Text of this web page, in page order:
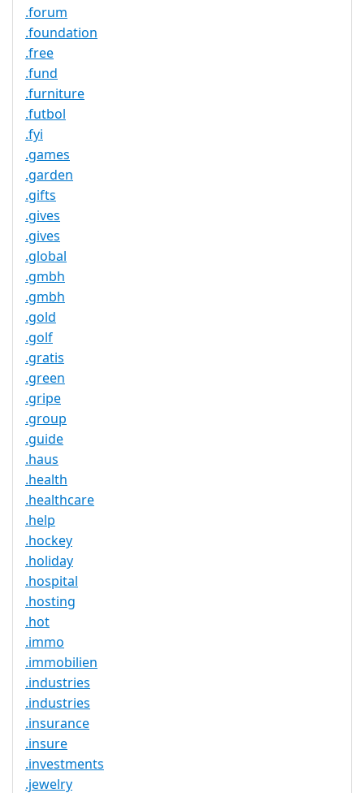
.forum
.foundation
.free
.fund
.furniture
.futbol
.fyi
.games
.garden
.gifts
.gives
.gives
.global
.gmbh
.gmbh
.gold
.golf
.gratis
.green
.gripe
.group
.guide
.haus
.health
.healthcare
.help
.hockey
.holiday
.hospital
.hosting
.hot
.immo
.immobilien
.industries
.industries
.insurance
.insure
.investments
.jewelry